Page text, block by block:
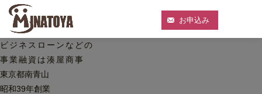
お申込み
ビジネスローンなどの
事業融資は湊屋商事
東京都南青山
昭和39年創業